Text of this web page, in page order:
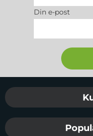
: 3666339319489
: Grå
Din e-post
Sidfot